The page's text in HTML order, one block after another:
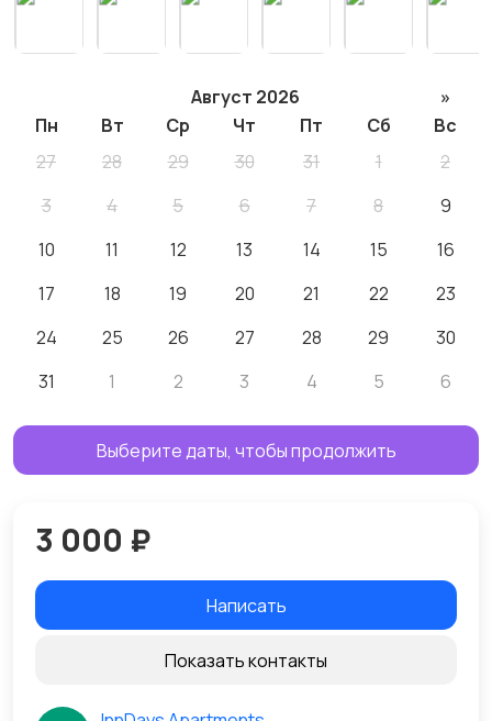
Август 2026
»
Пн
Вт Ср Чт Пт Сб
Вс
27
28 29 30 31 1
2
3
4 5 6 7 8
9
10
11 12 13 14 15
16
17
18 19 20 21 22
23
24
25 26 27 28 29
30
31
1 2 3 4 5 6
Выберите даты, чтобы продолжить
3 000 ₽
Написать
Показать контакты